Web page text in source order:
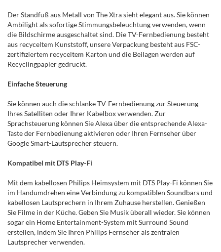
Der Standfuß aus Metall von The Xtra sieht elegant aus. Sie können
Ambilight als sofortige Stimmungsbeleuchtung verwenden, wenn
die Bildschirme ausgeschaltet sind. Die TV-Fernbedienung besteht
aus recyceltem Kunststoff, unsere Verpackung besteht aus FSC-
zertifiziertem recyceltem Karton und die Beilagen werden auf
Recyclingpapier gedruckt.
Einfache Steuerung
Sie können auch die schlanke TV-Fernbedienung zur Steuerung
Ihres Satelliten oder Ihrer Kabelbox verwenden. Zur
Sprachsteuerung können Sie Alexa über die entsprechende Alexa-
Taste der Fernbedienung aktivieren oder Ihren Fernseher über
Google Smart-Lautsprecher steuern.
Kompatibel mit DTS Play-Fi
Mit dem kabellosen Philips Heimsystem mit DTS Play-Fi können Sie
im Handumdrehen eine Verbindung zu kompatiblen Soundbars und
kabellosen Lautsprechern in Ihrem Zuhause herstellen. Genießen
Sie Filme in der Küche. Geben Sie Musik überall wieder. Sie können
sogar ein Home Entertainment-System mit Surround Sound
erstellen, indem Sie Ihren Philips Fernseher als zentralen
Lautsprecher verwenden.